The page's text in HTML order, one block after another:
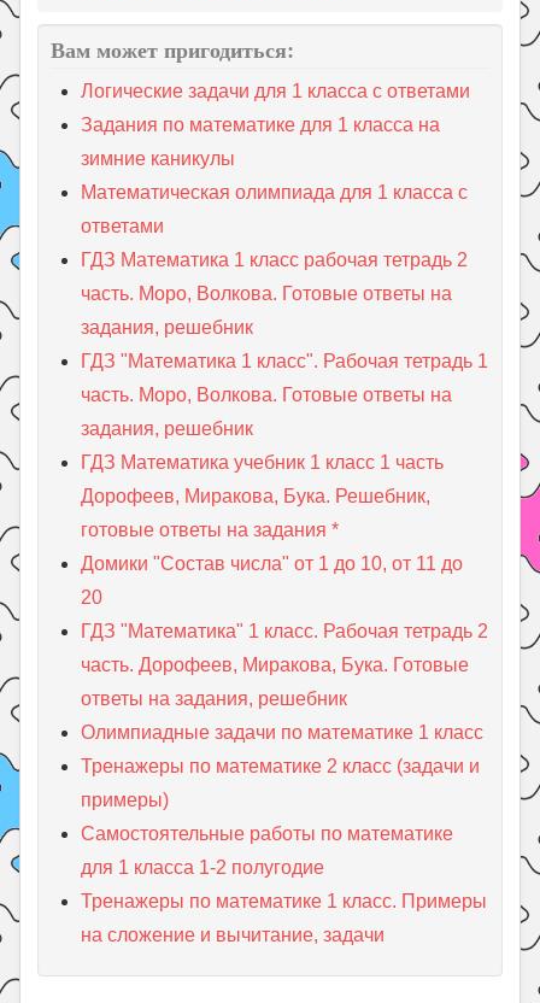
Вам может пригодиться:
Логические задачи для 1 класса с ответами
Задания по математике для 1 класса на
зимние каникулы
Математическая олимпиада для 1 класса с
ответами
ГДЗ Математика 1 класс рабочая тетрадь 2
часть. Моро, Волкова. Готовые ответы на
задания, решебник
ГДЗ "Математика 1 класс". Рабочая тетрадь 1
часть. Моро, Волкова. Готовые ответы на
задания, решебник
ГДЗ Математика учебник 1 класс 1 часть
Дорофеев, Миракова, Бука. Решебник,
готовые ответы на задания *
Домики "Состав числа" от 1 до 10, от 11 до
20
ГДЗ "Математика" 1 класс. Рабочая тетрадь 2
часть. Дорофеев, Миракова, Бука. Готовые
ответы на задания, решебник
Олимпиадные задачи по математике 1 класс
Тренажеры по математике 2 класс (задачи и
примеры)
Самостоятельные работы по математике
для 1 класса 1-2 полугодие
Тренажеры по математике 1 класс. Примеры
на сложение и вычитание, задачи